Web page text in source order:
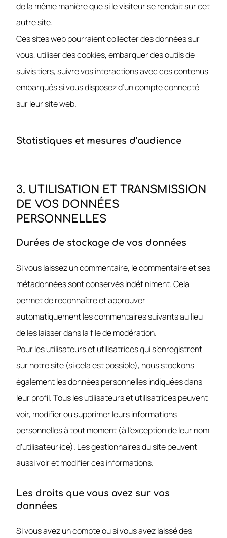
de la même manière que si le visiteur se rendait sur cet
autre site.
Ces sites web pourraient collecter des données sur
vous, utiliser des cookies, embarquer des outils de
suivis tiers, suivre vos interactions avec ces contenus
embarqués si vous disposez d’un compte connecté
sur leur site web.
Statistiques et mesures d’audience
3. UTILISATION ET TRANSMISSION
DE VOS DONNÉES
PERSONNELLES
Durées de stockage de vos données
Si vous laissez un commentaire, le commentaire et ses
métadonnées sont conservés indéfiniment. Cela
permet de reconnaître et approuver
automatiquement les commentaires suivants au lieu
de les laisser dans la file de modération.
Pour les utilisateurs et utilisatrices qui s’enregistrent
sur notre site (si cela est possible), nous stockons
également les données personnelles indiquées dans
leur profil. Tous les utilisateurs et utilisatrices peuvent
voir, modifier ou supprimer leurs informations
personnelles à tout moment (à l’exception de leur nom
d’utilisateur·ice). Les gestionnaires du site peuvent
aussi voir et modifier ces informations.
Les droits que vous avez sur vos
données
Si vous avez un compte ou si vous avez laissé des